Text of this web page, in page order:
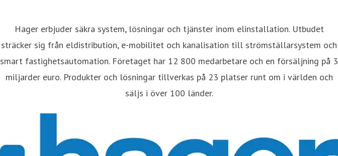
Content Marketing Manager fredrik.fermen@hager.com 0737-81 73 26
Hager erbjuder säkra system, lösningar och tjänster inom elinstallation. Utbudet
sträcker sig från eldistribution, e-mobilitet och kanalisation till strömställarsystem och
smart fastighetsautomation. Företaget har 12 800 medarbetare och en försäljning på 3
miljarder euro. Produkter och lösningar tillverkas på 23 platser runt om i världen och
säljs i över 100 länder.